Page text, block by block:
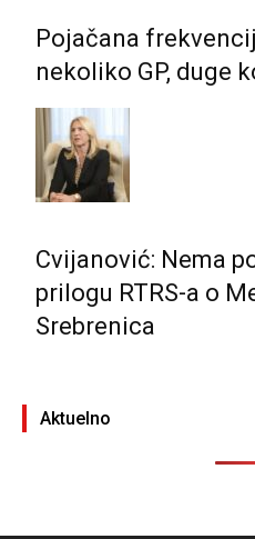
Pojačana
nekoliko GP, duge
Cvijanović: Nema
prilogu RTRS-a o
Srebrenica
Aktuelno